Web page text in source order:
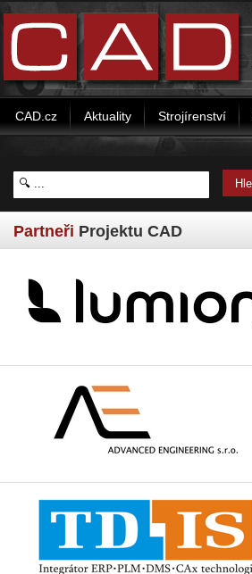
CAD.cz Aktuality Strojírenství
Partneři Projektu CAD